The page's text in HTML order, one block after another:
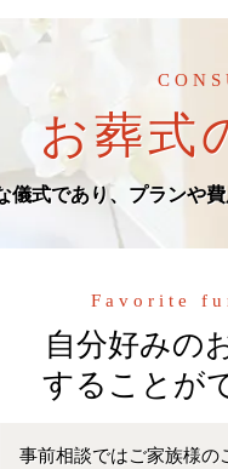
お葬式
儀式であり、プランや
Favorite
自分好みの
することが
事前相談ではご家族様の